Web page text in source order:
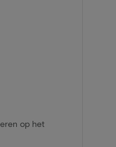
op het